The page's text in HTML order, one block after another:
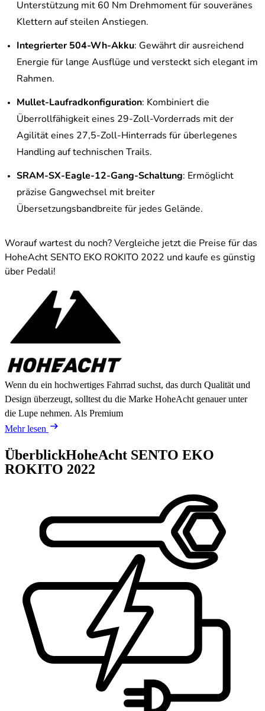
Unterstützung mit 60 Nm Drehmoment für souveränes
Klettern auf steilen Anstiegen.
Integrierter 504-Wh-Akku: Gewährt dir ausreichend
Energie für lange Ausflüge und versteckt sich elegant im
Rahmen.
Mullet-Laufradkonfiguration: Kombiniert die
Überrollfähigkeit eines 29-Zoll-Vorderrads mit der
Agilität eines 27,5-Zoll-Hinterrads für überlegenes
Handling auf technischen Trails.
SRAM-SX-Eagle-12-Gang-Schaltung: Ermöglicht
präzise Gangwechsel mit breiter
Übersetzungsbandbreite für jedes Gelände.
Worauf wartest du noch? Vergleiche jetzt die Preise für das
HoheAcht SENTO EKO ROKITO 2022 und kaufe es günstig
über Pedali!
Wenn du ein hochwertiges Fahrrad suchst, das durch Qualität und
Design überzeugt, solltest du die Marke HoheAcht genauer unter
die Lupe nehmen. Als Premium
Mehr lesen
ÜberblickHoheAcht SENTO EKO
ROKITO 2022